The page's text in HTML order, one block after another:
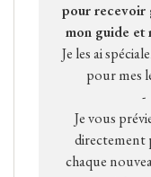
pour recevoir
mon guide et
Je les ai
pour mes
-
Je vous
directement
chaque